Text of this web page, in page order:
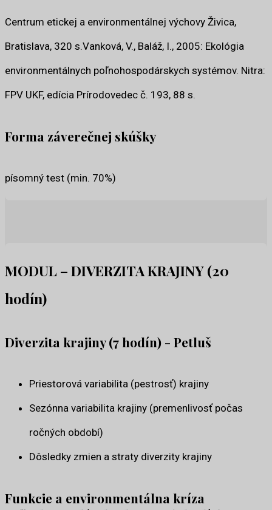
Centrum etickej a environmentálnej výchovy Živica,
Bratislava, 320 s.Vanková, V., Baláž, I., 2005: Ekológia
environmentálnych poľnohospodárskych systémov. Nitra:
FPV UKF, edícia Prírodovedec č. 193, 88 s.
Forma záverečnej skúšky
písomný test (min. 70%)
MODUL – DIVERZITA KRAJINY (20
hodín)
Diverzita krajiny (7 hodín) - Petluš
Priestorová variabilita (pestrosť) krajiny
Sezónna variabilita krajiny (premenlivosť počas
ročných období)
Dôsledky zmien a straty diverzity krajiny
Funkcie a environmentálna kríza